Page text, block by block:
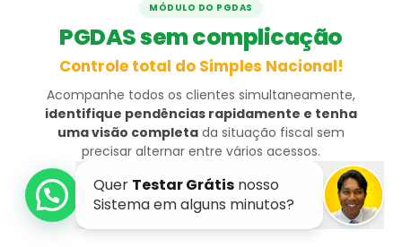
MÓDULO DO PGDAS
PGDAS sem complicação
Controle total do Simples Nacional!
Acompanhe todos os clientes simultaneamente,
identifique pendências rapidamente e tenha
uma visão completa da situação fiscal sem
precisar alternar entre vários acessos.
Teste Grátis por 7 dias→